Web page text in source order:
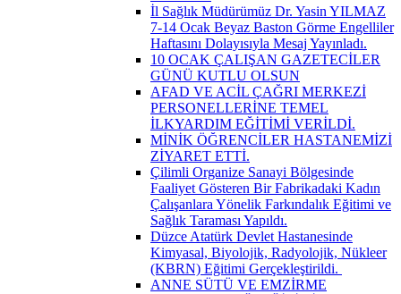
İl Sağlık Müdürümüz Dr. Yasin YILMAZ
7-14 Ocak Beyaz Baston Görme Engelliler
Haftasını Dolayısıyla Mesaj Yayınladı.
10 OCAK ÇALIŞAN GAZETECİLER
GÜNÜ KUTLU OLSUN
AFAD VE ACİL ÇAĞRI MERKEZİ
PERSONELLERİNE TEMEL
İLKYARDIM EĞİTİMİ VERİLDİ.
MİNİK ÖĞRENCİLER HASTANEMİZİ
ZİYARET ETTİ.
Çilimli Organize Sanayi Bölgesinde
Faaliyet Gösteren Bir Fabrikadaki Kadın
Çalışanlara Yönelik Farkındalık Eğitimi ve
Sağlık Taraması Yapıldı.
Düzce Atatürk Devlet Hastanesinde
Kimyasal, Biyolojik, Radyolojik, Nükleer
(KBRN) Eğitimi Gerçekleştirildi. ​
ANNE SÜTÜ VE EMZİRME